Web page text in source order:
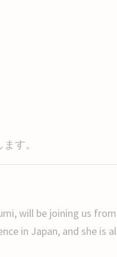
す。
will be joining us
in Japan, and she is